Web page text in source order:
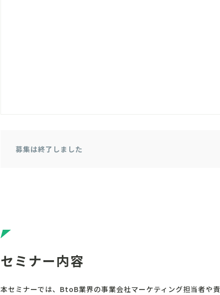
募集は終了しました
セミナー内容
本セミナーでは、BtoB業界の事業会社マーケティング担当者や